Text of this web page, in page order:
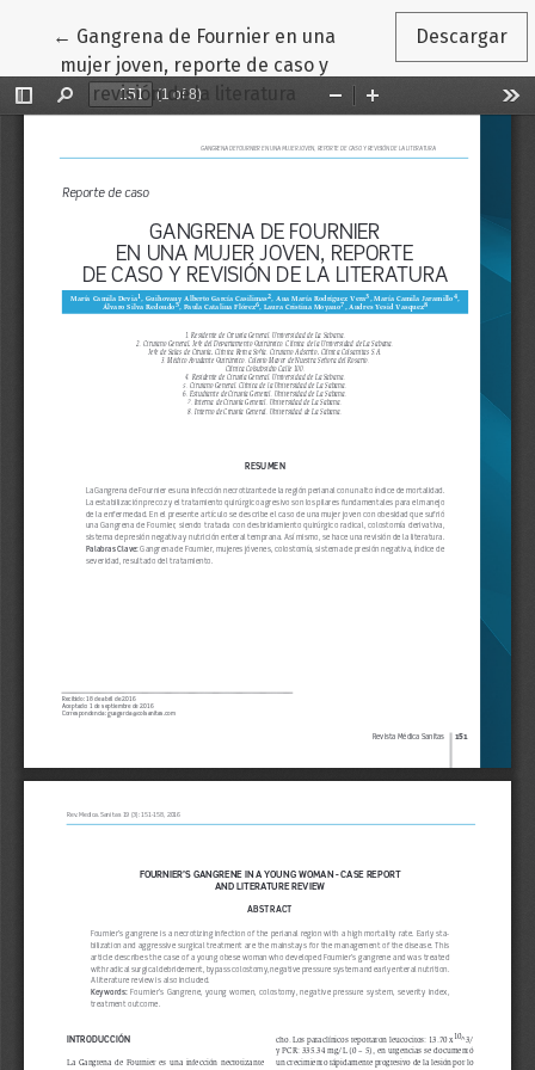
← Volver a los detalles del artículo
Gangrena de Fournier en una
mujer joven, reporte de caso y
revisión de la literatura
Descargar